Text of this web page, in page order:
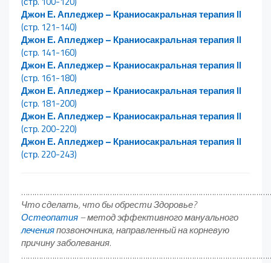
Джон Е. Апледжер – Краниосакральная терапия II
(стр. 121-140)
Джон Е. Апледжер – Краниосакральная терапия II
(стр. 141-160)
Джон Е. Апледжер – Краниосакральная терапия II
(стр. 161-180)
Джон Е. Апледжер – Краниосакральная терапия II
(стр. 181-200)
Джон Е. Апледжер – Краниосакральная терапия II
(стр. 200-220)
Джон Е. Апледжер – Краниосакральная терапия II
(стр. 220-243)
Что сделать, что бы обрести Здоровье?
Остеопатия– метод эффективного мануального
леченияпозвоночника, направленный на корневую
причину заболевания.